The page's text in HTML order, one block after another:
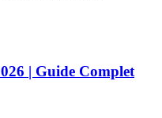
| Guide Complet